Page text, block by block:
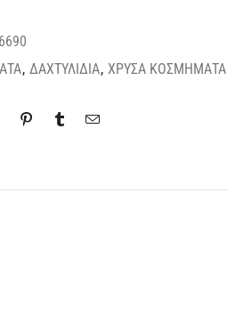
, ΔΑΧΤΥΛΙΔΙΑ, ΧΡΥΣΑ ΚΟΣΜΗΜΑΤΑ